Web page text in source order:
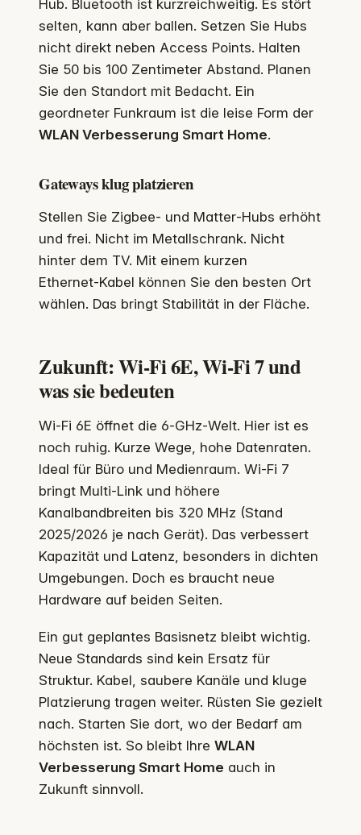
Hub. Bluetooth ist kurzreichweitig. Es stört
selten, kann aber ballen. Setzen Sie Hubs
nicht direkt neben Access Points. Halten
Sie 50 bis 100 Zentimeter Abstand. Planen
Sie den Standort mit Bedacht. Ein
geordneter Funkraum ist die leise Form der
WLAN Verbesserung Smart Home.
Gateways klug platzieren
Stellen Sie Zigbee‑ und Matter‑Hubs erhöht
und frei. Nicht im Metallschrank. Nicht
hinter dem TV. Mit einem kurzen
Ethernet‑Kabel können Sie den besten Ort
wählen. Das bringt Stabilität in der Fläche.
Zukunft: Wi‑Fi 6E, Wi‑Fi 7 und
was sie bedeuten
Wi‑Fi 6E öffnet die 6‑GHz‑Welt. Hier ist es
noch ruhig. Kurze Wege, hohe Datenraten.
Ideal für Büro und Medienraum. Wi‑Fi 7
bringt Multi‑Link und höhere
Kanalbandbreiten bis 320 MHz (Stand
2025/2026 je nach Gerät). Das verbessert
Kapazität und Latenz, besonders in dichten
Umgebungen. Doch es braucht neue
Hardware auf beiden Seiten.
Ein gut geplantes Basisnetz bleibt wichtig.
Neue Standards sind kein Ersatz für
Struktur. Kabel, saubere Kanäle und kluge
Platzierung tragen weiter. Rüsten Sie gezielt
nach. Starten Sie dort, wo der Bedarf am
höchsten ist. So bleibt Ihre WLAN
Verbesserung Smart Home auch in
Zukunft sinnvoll.